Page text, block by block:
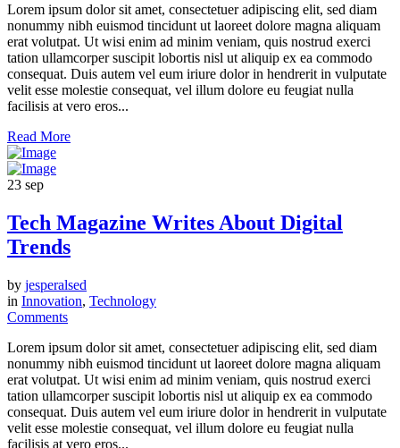
Lorem ipsum dolor sit amet, consectetuer adipiscing elit, sed diam
nonummy nibh euismod tincidunt ut laoreet dolore magna aliquam
erat volutpat. Ut wisi enim ad minim veniam, quis nostrud exerci
tation ullamcorper suscipit lobortis nisl ut aliquip ex ea commodo
consequat. Duis autem vel eum iriure dolor in hendrerit in vulputate
velit esse molestie consequat, vel illum dolore eu feugiat nulla
facilisis at vero eros...
Read More
23 sep
Tech Magazine Writes About Digital
Trends
by jesperalsed
in Innovation, Technology
Comments
Lorem ipsum dolor sit amet, consectetuer adipiscing elit, sed diam
nonummy nibh euismod tincidunt ut laoreet dolore magna aliquam
erat volutpat. Ut wisi enim ad minim veniam, quis nostrud exerci
tation ullamcorper suscipit lobortis nisl ut aliquip ex ea commodo
consequat. Duis autem vel eum iriure dolor in hendrerit in vulputate
velit esse molestie consequat, vel illum dolore eu feugiat nulla
facilisis at vero eros...